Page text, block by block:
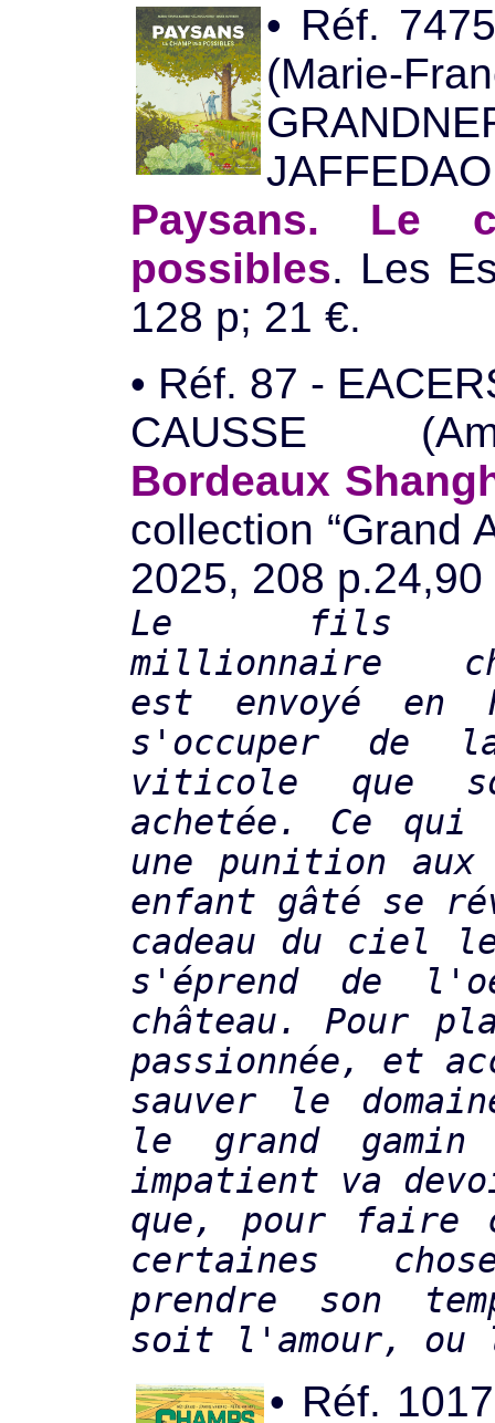
• Réf.
(Marie-
Paysans. Le
possibles. Les
128 p; 21 €.
• Réf. 87 -
CAUSSE
Bordeaux
collection “Grand
2025, 208 p.24,90
Le fils
millionnaire
est envoyé en
s'occuper de
viticole que
achetée. Ce qui
une punition
enfant gâté se
cadeau du ciel
s'éprend de
château. Pour
passionnée, et
sauver le
le grand
impatient va
que, pour faire
certaines
prendre son
soit l'amour, ou
• Réf.